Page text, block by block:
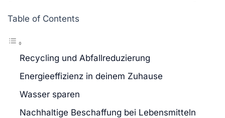
Table of Contents
Recycling und Abfallreduzierung
Energieeffizienz in deinem Zuhause
Wasser sparen
Nachhaltige Beschaffung bei Lebensmitteln